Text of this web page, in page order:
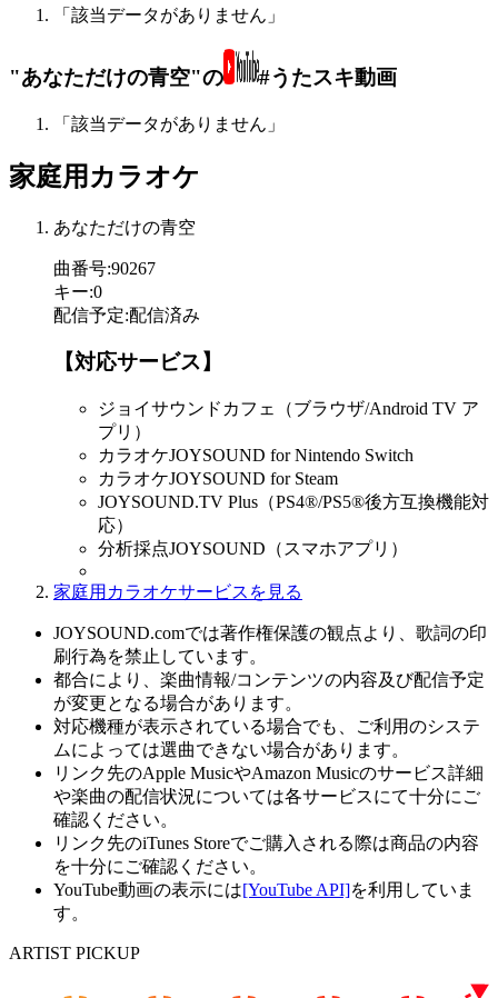
「該当データがありません」
"あなただけの青空"の #うたスキ動画
「該当データがありません」
家庭用カラオケ
あなただけの青空
曲番号:90267
キー:0
配信予定:配信済み
【対応サービス】
ジョイサウンドカフェ（ブラウザ/Android TV ア
プリ）
カラオケJOYSOUND for Nintendo Switch
カラオケJOYSOUND for Steam
JOYSOUND.TV Plus（PS4®/PS5®後方互換機能対
応）
分析採点JOYSOUND（スマホアプリ）
家庭用カラオケサービスを見る
JOYSOUND.comでは著作権保護の観点より、歌詞の印
刷行為を禁止しています。
都合により、楽曲情報/コンテンツの内容及び配信予定
が変更となる場合があります。
対応機種が表示されている場合でも、ご利用のシステ
ムによっては選曲できない場合があります。
リンク先のApple MusicやAmazon Musicのサービス詳細
や楽曲の配信状況については各サービスにて十分にご
確認ください。
リンク先のiTunes Storeでご購入される際は商品の内容
を十分にご確認ください。
YouTube動画の表示には[YouTube API]を利用していま
す。
ARTIST PICKUP